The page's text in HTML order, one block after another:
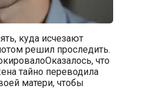
куда исчезают
решил проследить.
что
тайно переводила
матери, чтобы